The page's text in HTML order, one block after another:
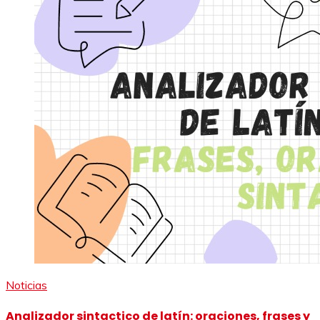
Noticias
Analizador sintactico de latín: oraciones, frases y